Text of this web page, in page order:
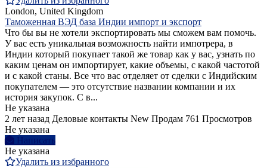
London, United Kingdom
Таможенная ВЭД база Индии импорт и экспорт
Что бы вы не хотели экспортировать мы сможем вам помочь.
У вас есть уникальная возможность найти импотрера, в
Индии который покупает такой же товар как у вас, узнать по
каким ценам он импортирует, какие объемы, с какой частотой
и с какой станы. Все что вас отделяет от сделки с Индийским
покупателем — это отсутствие названии компании и их
история закупок. С в...
Не указана
2 лет назад Деловые контакты New Продам 761 Просмотров
Не указана
Написать
Не указана
Удалить из избранного